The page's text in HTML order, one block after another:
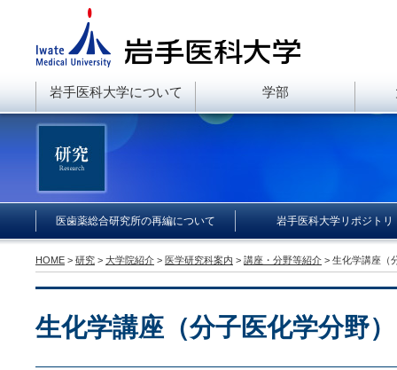
岩手医科大学について 学部
医歯薬総合研究所の再編について 岩手医科大学リポジトリ
HOME > 研究 > 大学院紹介 > 医学研究科案内 > 講座・分野等紹介 > 生化学講座（
生化学講座（分子医化学分野）